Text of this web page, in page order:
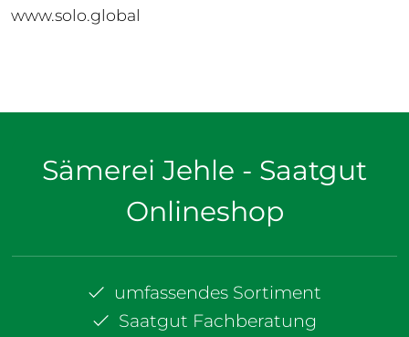
www.solo.global
Sämerei Jehle - Saatgut
Onlineshop
umfassendes Sortiment
Saatgut Fachberatung